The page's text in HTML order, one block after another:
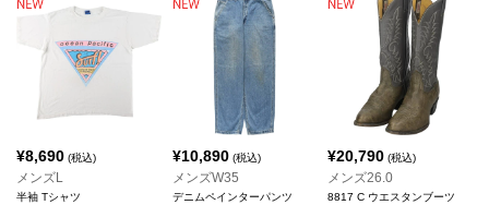
¥8,690 (税込)
メンズL
半袖 Tシャツ
¥10,890(税込)
メンズW35
デニムペインターパンツ
¥20,790 (税込)
メンズ26.0
8817 C ウエスタンブーツ